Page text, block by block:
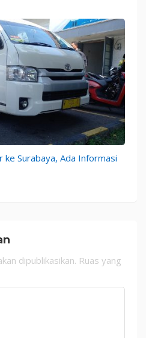
Surabaya, Ada Informasi
dipublikasikan. Ruas yang